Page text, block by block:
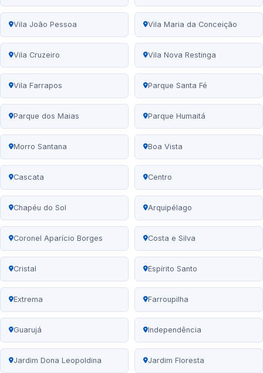
Vila João Pessoa Vila Maria da Conceição
Vila Cruzeiro Vila Nova Restinga
Vila Farrapos Parque Santa Fé
Parque dos Maias Parque Humaitá
Morro Santana Boa Vista
Cascata Centro
Chapéu do Sol Arquipélago
Coronel Aparício Borges Costa e Silva
Cristal Espírito Santo
Extrema Farroupilha
Guarujá Independência
Jardim Dona Leopoldina Jardim Floresta